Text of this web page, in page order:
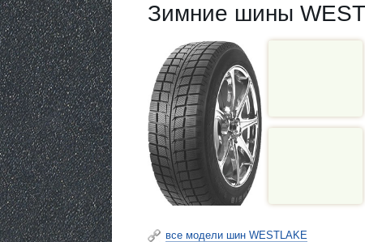
Зимние шины
все модели шин WESTLAKE